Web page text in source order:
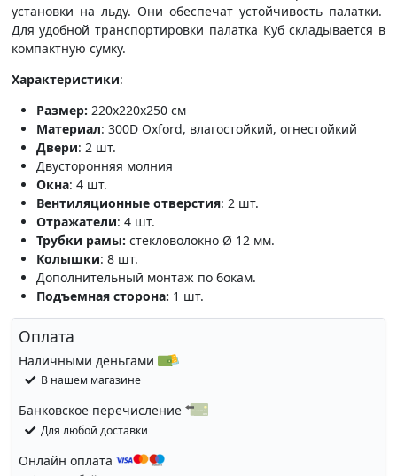
установки на льду. Они обеспечат устойчивость палатки.
Для удобной транспортировки палатка Куб складывается в
компактную сумку.
Характеристики:
Размер: 220x220x250 см
Материал: 300D Oxford, влагостойкий, огнестойкий
Двери: 2 шт.
Двусторонняя молния
Окна: 4 шт.
Вентиляционные отверстия: 2 шт.
Отражатели: 4 шт.
Трубки рамы: стекловолокно Ø 12 мм.
Колышки: 8 шт.
Дополнительный монтаж по бокам.
Подъемная сторона: 1 шт.
Оплата
Наличными деньгами
В нашем магазине
Банковское перечисление
Для любой доставки
Онлайн оплата